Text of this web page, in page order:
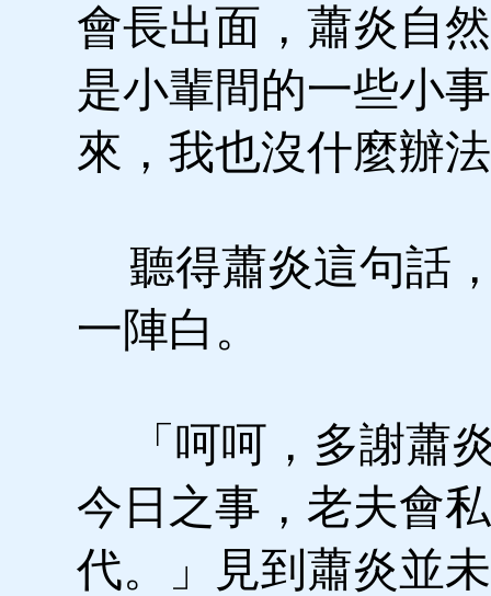
會長出面，蕭炎自
是小輩間的一些小
來，我也沒什麼辦
聽得蕭炎這句話
一陣白。
「呵呵，多謝蕭
今日之事，老夫會
代。」見到蕭炎並